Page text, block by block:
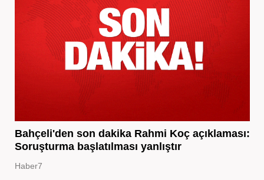
Bahçeli'den son dakika Rahmi Koç açıklaması:
Soruşturma başlatılması yanlıştır
Haber7